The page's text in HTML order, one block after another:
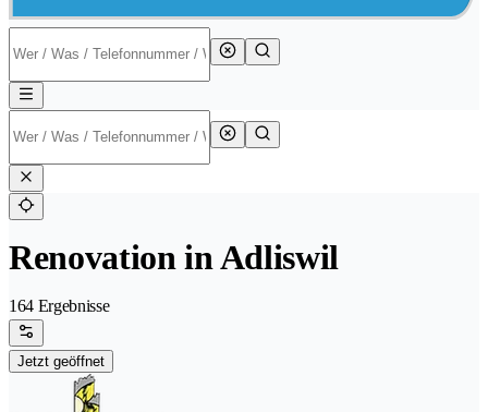
Renovation in Adliswil
164 Ergebnisse
Jetzt geöffnet